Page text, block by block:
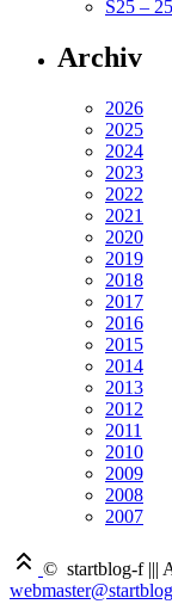
S25 –
Archiv
2026
2025
2024
2023
2022
2021
2020
2019
2018
2017
2016
2015
2014
2013
2012
2011
2010
2009
2008
2007
© startblog-f |||